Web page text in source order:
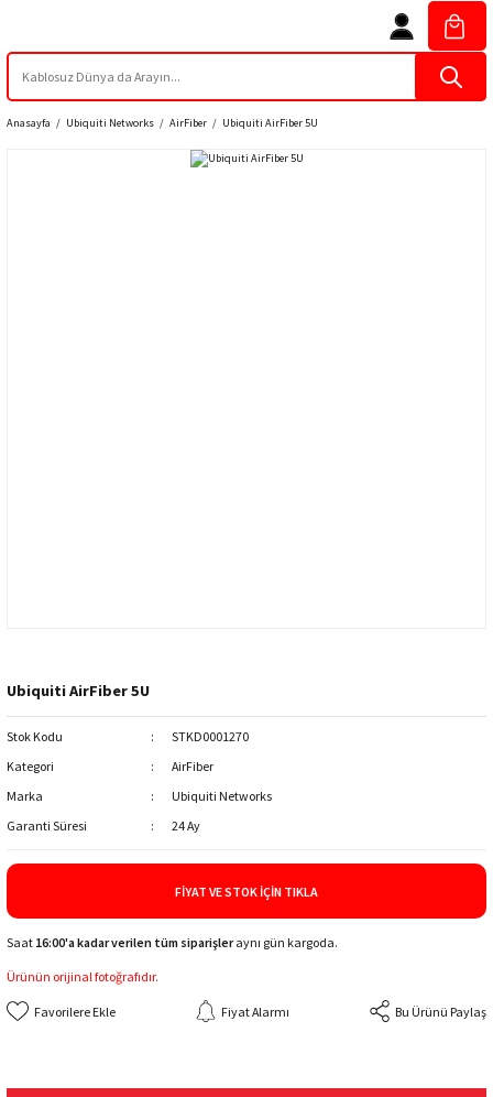
Anasayfa Ubiquiti Networks AirFiber Ubiquiti AirFiber 5U
Ubiquiti AirFiber 5U
Stok Kodu
STKD0001270
Kategori
AirFiber
Marka
Ubiquiti Networks
Garanti Süresi
24 Ay
FIYAT VE STOK İÇIN TIKLA
Saat 16:00'a kadar verilen tüm siparişleraynı gün kargoda.
Ürünün orijinal fotoğrafıdır.
Fiyat Alarmı Bu Ürünü Paylaş